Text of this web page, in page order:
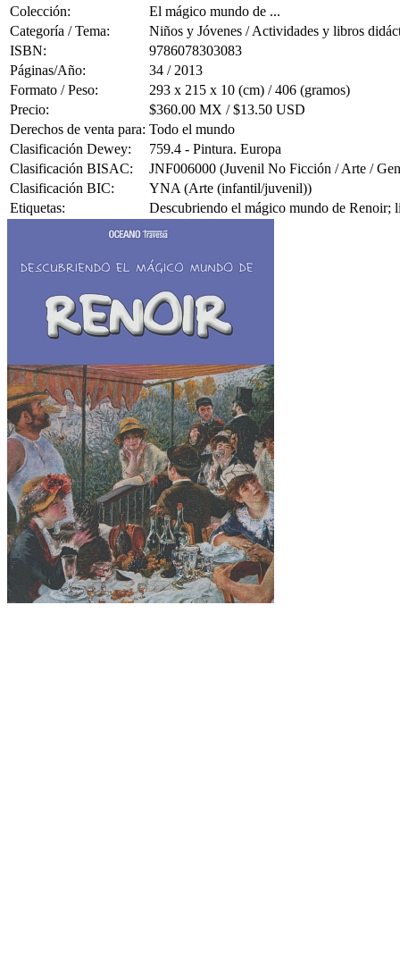
Colección:
El mágico mundo de ...
Categoría / Tema:
Niños y Jóvenes / Actividades y libros
ISBN:
9786078303083
Páginas/Año:
34 / 2013
Formato / Peso:
293 x 215 x 10 (cm) / 406 (gramos)
Precio:
$360.00 MX / $13.50 USD
Derechos de venta para: Todo el mundo
Clasificación Dewey:
759.4 - Pintura. Europa
Clasificación BISAC:
JNF006000 (Juvenil No Ficción / Arte /
Clasificación BIC:
YNA (Arte (infantil/juvenil))
Etiquetas:
Descubriendo el mágico mundo de Renoir;